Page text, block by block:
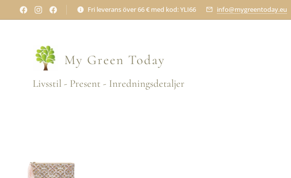
Fri leverans över 66 € med kod: YLI66 info@mygreentoday.eu
My Green Today
Livsstil - Present - Inredningsdetaljer